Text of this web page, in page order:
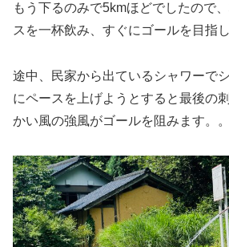
もう下るのみで5kmほどでしたので
スを一杯飲み、すぐにゴールを目指
途中、民家から出ているシャワーで
にペースを上げようとすると最後の
かい風の強風がゴールを阻みます。。